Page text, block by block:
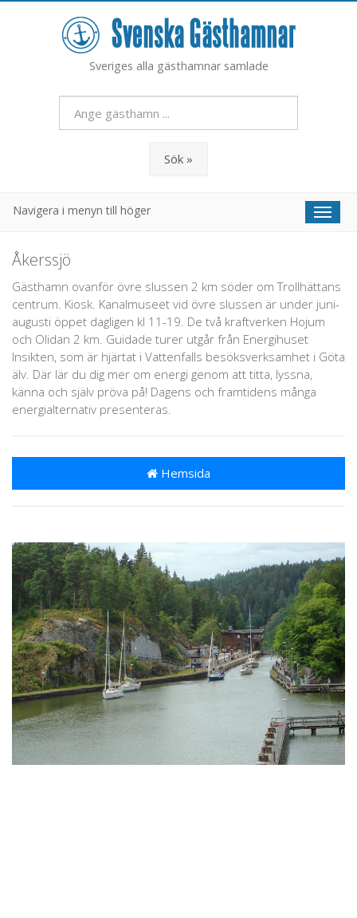
Sveriges alla gästhamnar samlade
Sök »
Navigera i menyn till höger
Toggle
Åkerssjö
Gästhamn ovanför övre slussen 2 km söder om Trollhättans
centrum. Kiosk. Kanalmuseet vid övre slussen är under juni-
augusti öppet dagligen kl 11-19. De två kraftverken Hojum
och Olidan 2 km. Guidade turer utgår från Energihuset
Insikten, som är hjärtat i Vattenfalls besöksverksamhet i Göta
älv. Där lär du dig mer om energi genom att titta, lyssna,
känna och själv pröva på! Dagens och framtidens många
energialternativ presenteras.
Hemsida